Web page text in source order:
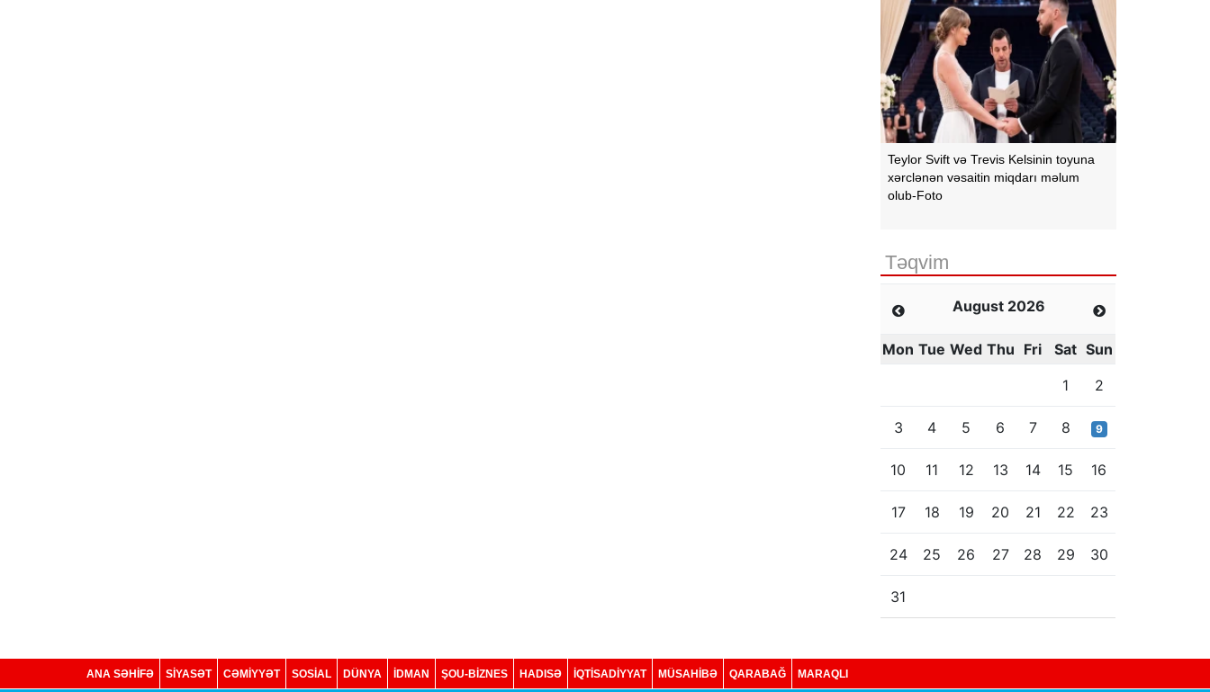
Teylor Svift və Trevis Kelsinin toyuna
xərclənən vəsaitin miqdarı məlum
olub-Foto
Təqvim
August 2026
Mon Tue Wed Thu Fri Sat Sun
1
2
3 4 5 6 7 8 9
10 11 12 13 14 15 16
17 18 19 20 21 22 23
24 25 26 27 28 29 30
31
ANA SƏHİFƏ SİYASƏT CƏMİYYƏT SOSIAL DÜNYA İDMAN ŞOU-BİZNES HADISƏ İQTISADIYYAT MÜSAHİBƏ QARABAĞ MARAQLI